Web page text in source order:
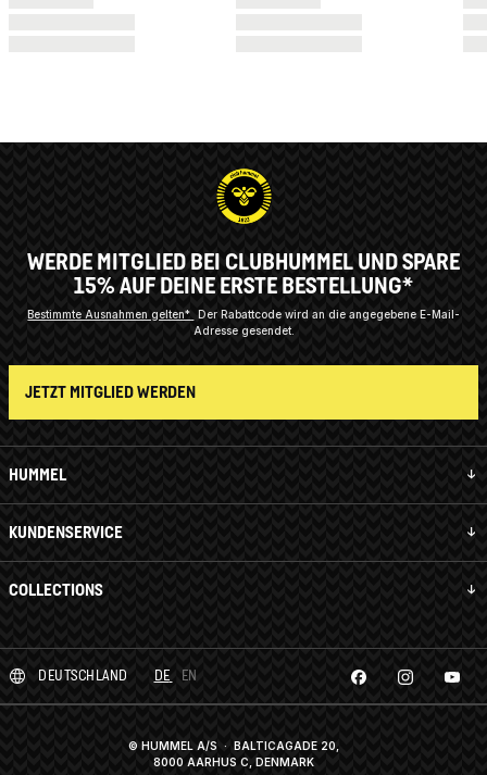
HUMMEL
KUNDENSERVICE
COLLECTIONS
WERDE MITGLIED BEI CLUBHUMMEL UND SPARE
15% AUF DEINE ERSTE BESTELLUNG*
Bestimmte Ausnahmen gelten* Der Rabattcode wird an die angegebene E-Mail-
Adresse gesendet.
JETZT MITGLIED WERDEN
DEUTSCHLAND DE EN
© HUMMEL A/S · BALTICAGADE 20,
8000 AARHUS C, DENMARK